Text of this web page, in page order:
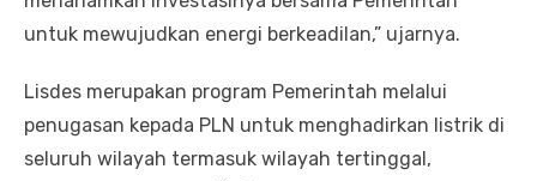
untuk mewujudkan energi berkeadilan,” ujarnya.
Lisdes merupakan program Pemerintah melalui
penugasan kepada PLN untuk menghadirkan listrik di
seluruh wilayah termasuk wilayah tertinggal,